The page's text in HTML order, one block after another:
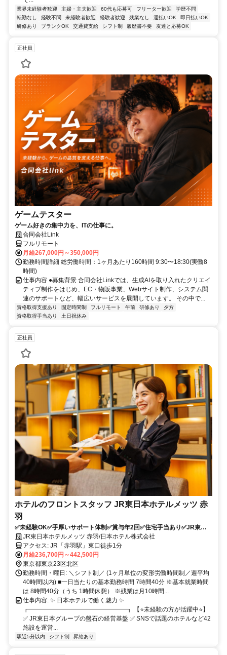
業界未経験者歓迎 主婦・主夫歓迎 60代も応募可 フリーター歓迎
学歴不問
転勤なし
経験不問 未経験者歓迎 経験者歓迎 残業なし 週払いOK
即日払いOK
研修あり
ブランクOK 交通費支給 シフト制 履歴書不要 友達と応募OK
正社員
ゲームテスター
ゲーム好きの集中力を、ITの仕事に。
合同会社Link
フルリモート
月給267,000円～350,000円
勤務時間詳細 総労働時間：1ヶ月あたり160時間 9:30〜18:30(実働8
時間)
仕事内容 ●募集背景 合同会社Linkでは、生成AIを取り入れたクリエイ
ティブ制作をはじめ、EC・物販事業、Webサイト制作、システム関
連のサポートなど、幅広いサービスを展開しています。 その中で...
資格取得支援あり 固定時間制 フルリモート 午前 研修あり
夕方
資格取得手当あり
土日祝休み
正社員
ホテルのフロントスタッフ JR東日本ホテルメッツ 赤
羽
✅未経験OK✅手厚いサポート体制✅賞与年2回✅住宅手当あり✅JR東日
本グループの安定基盤
JR東日本ホテルメッツ 赤羽/日本ホテル株式会社
アクセス: JR「赤羽駅」東口徒歩1分
月給236,700円～442,500円
東京都東京23区北区
勤務時間・曜日: ＼シフト制／ (1ヶ月単位の変形労働時間制／週平均
40時間以内) ■一日当たりの基本勤務時間 7時間40分 ※基本就業時間
は 8時間40分（うち 1時間休憩） ※残業は月10時間...
仕事内容: ✨ 日本ホテルで働く魅力 ✨
┏━━━━━━━━━━━━━━━━┓ 【⭐️未経験の方が活躍中⭐️】
✅️ JR東日本グループの盤石の経営基盤 ✅️ SNSで話題のホテルなど42
施設を運営...
駅近5分以内 シフト制 昇給あり